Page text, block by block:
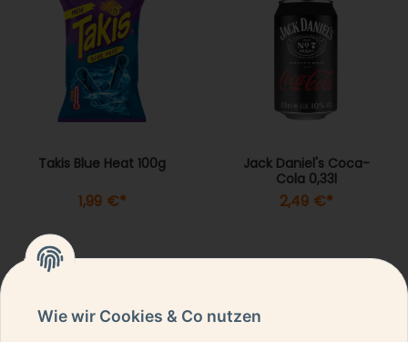
Takis Blue Heat 100g
1,99 €*
Jack Daniel's Coca-
Cola 0,33l
2,49 €*
Wie wir Cookies & Co nutzen